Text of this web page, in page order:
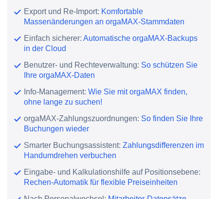
Export und Re-Import: Komfortable
Massenänderungen an orgaMAX-Stammdaten
Einfach sicherer: Automatische orgaMAX-Backups
in der Cloud
Benutzer- und Rechteverwaltung: So schützen Sie
Ihre orgaMAX-Daten
Info-Management: Wie Sie mit orgaMAX finden,
ohne lange zu suchen!
orgaMAX-Zahlungszuordnungen: So finden Sie Ihre
Buchungen wieder
Smarter Buchungsassistent: Zahlungsdifferenzen im
Handumdrehen verbuchen
Eingabe- und Kalkulationshilfe auf Positionsebene:
Rechen-Automatik für flexible Preiseinheiten